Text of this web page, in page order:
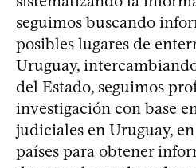
seguimos buscando
posibles lugares de
Uruguay,
del Estado, seguimos
investigación con base
judiciales en Uruguay,
países para obtener